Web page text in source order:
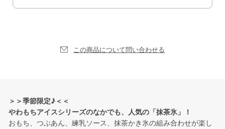
この商品について問い合わせる
＞＞季節限定♪＜＜
やわもちアイスシリーズのなかでも、人気の「抹茶氷」！
おもち、つぶあん、練乳ソース、抹茶かき氷の組み合わせが楽し